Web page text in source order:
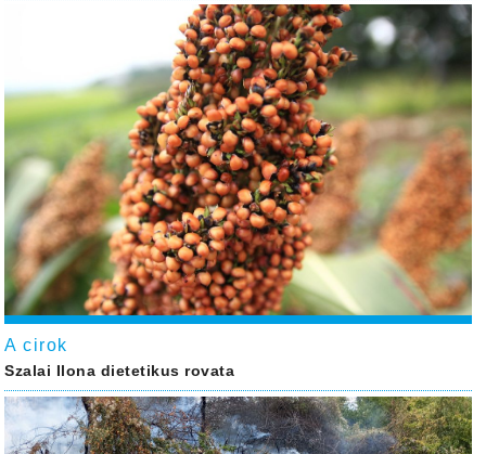
A cirok
Szalai Ilona dietetikus rovata